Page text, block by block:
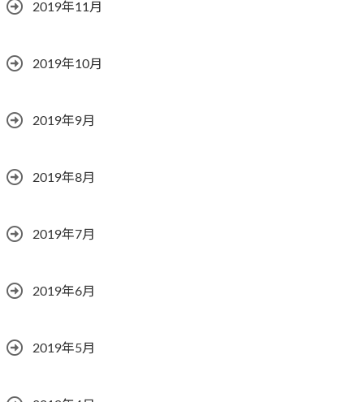
2019年11月
2019年10月
2019年9月
2019年8月
2019年7月
2019年6月
2019年5月